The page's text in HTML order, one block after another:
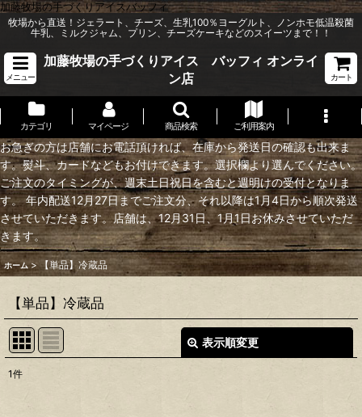
加藤牧場の手づくりアイスバッフィ
牧場から直送！ジェラート、チーズ、生乳100％ヨーグルト、ノンホモ低温殺菌
牛乳、ミルクジャム、プリン、チーズケーキなどのスイーツまで！！
メニュー
加藤牧場の手づくりアイス バッフィ オンライ
ン店
カート
カテゴリ マイページ 商品検索 ご利用案内
お急ぎの方は店舗にお電話頂ければ、在庫から発送日の確認も出来ま
す。熨斗、カードなどもお付けできます。選択欄より選んでください。
ご注文のタイミングが、週末土日祝日を含むと週明けの受付となりま
す。 年内配送12月27日までご注文分、それ以降は1月4日から順次発送
させていただきます。店舗は、12月31日、1月1日お休みさせていただ
きます。
ホーム > 【単品】冷蔵品
【単品】冷蔵品
表示順変更
1件